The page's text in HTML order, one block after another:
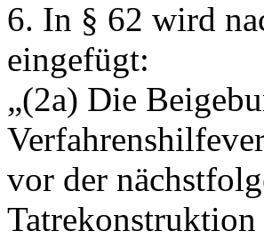
6. In § 62 wird
eingefügt:
„(2a) Die
vor der